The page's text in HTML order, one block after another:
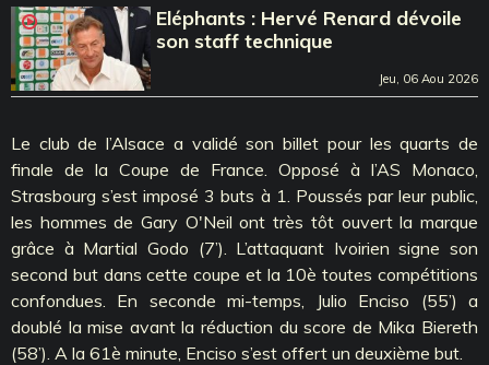
Eléphants : Hervé Renard dévoile
son staff technique
Jeu, 06 Aou 2026
Le club de l’Alsace a validé son billet pour les quarts de
finale de la Coupe de France. Opposé à l’AS Monaco,
Strasbourg s’est imposé 3 buts à 1. Poussés par leur public,
les hommes de Gary O'Neil ont très tôt ouvert la marque
grâce à Martial Godo (7’). L’attaquant Ivoirien signe son
second but dans cette coupe et la 10è toutes compétitions
confondues. En seconde mi-temps, Julio Enciso (55’) a
doublé la mise avant la réduction du score de Mika Biereth
(58’). A la 61è minute, Enciso s’est offert un deuxième but.